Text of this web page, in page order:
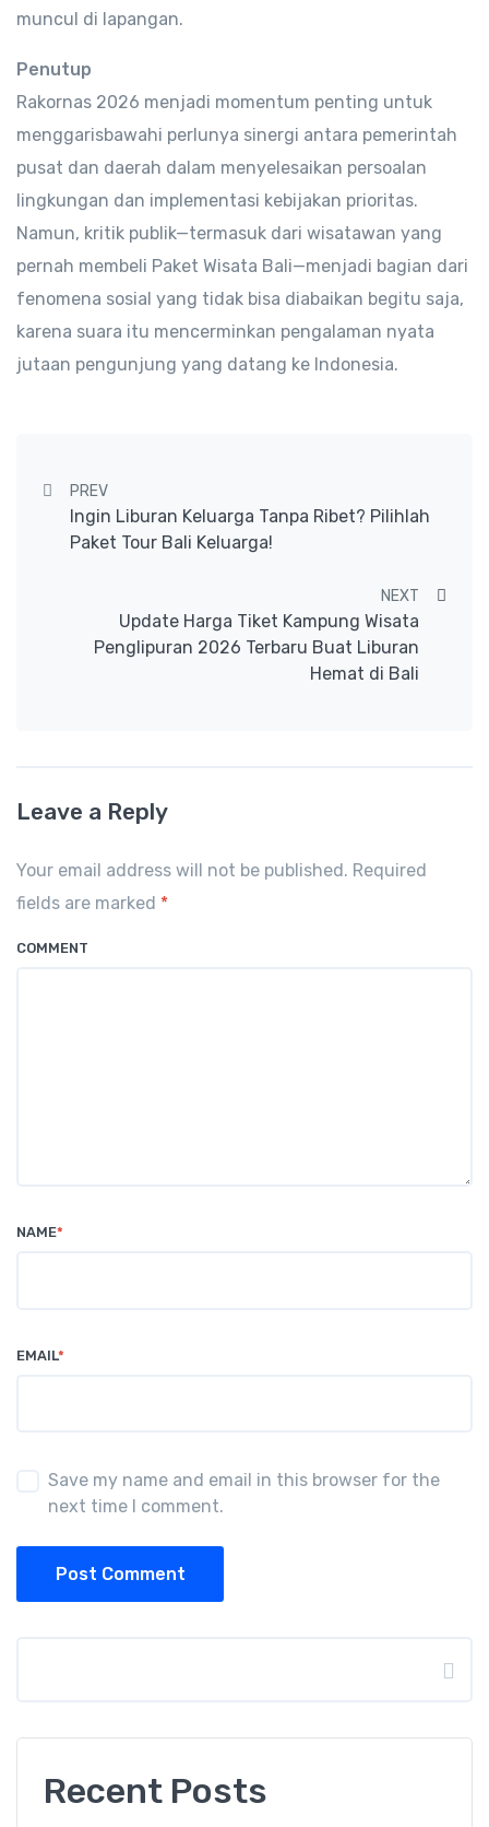
muncul di lapangan.
Penutup
Rakornas 2026 menjadi momentum penting untuk
menggarisbawahi perlunya sinergi antara pemerintah
pusat dan daerah dalam menyelesaikan persoalan
lingkungan dan implementasi kebijakan prioritas.
Namun, kritik publik—termasuk dari wisatawan yang
pernah membeli Paket Wisata Bali—menjadi bagian dari
fenomena sosial yang tidak bisa diabaikan begitu saja,
karena suara itu mencerminkan pengalaman nyata
jutaan pengunjung yang datang ke Indonesia.
Post navigation
PREV
Ingin Liburan Keluarga Tanpa Ribet? Pilihlah
Paket Tour Bali Keluarga!
NEXT
Update Harga Tiket Kampung Wisata
Penglipuran 2026 Terbaru Buat Liburan
Hemat di Bali
Leave a Reply
Your email address will not be published. Required
fields are marked *
COMMENT
NAME*
EMAIL*
Save my name and email in this browser for the
next time I comment.
Post Comment
Recent Posts